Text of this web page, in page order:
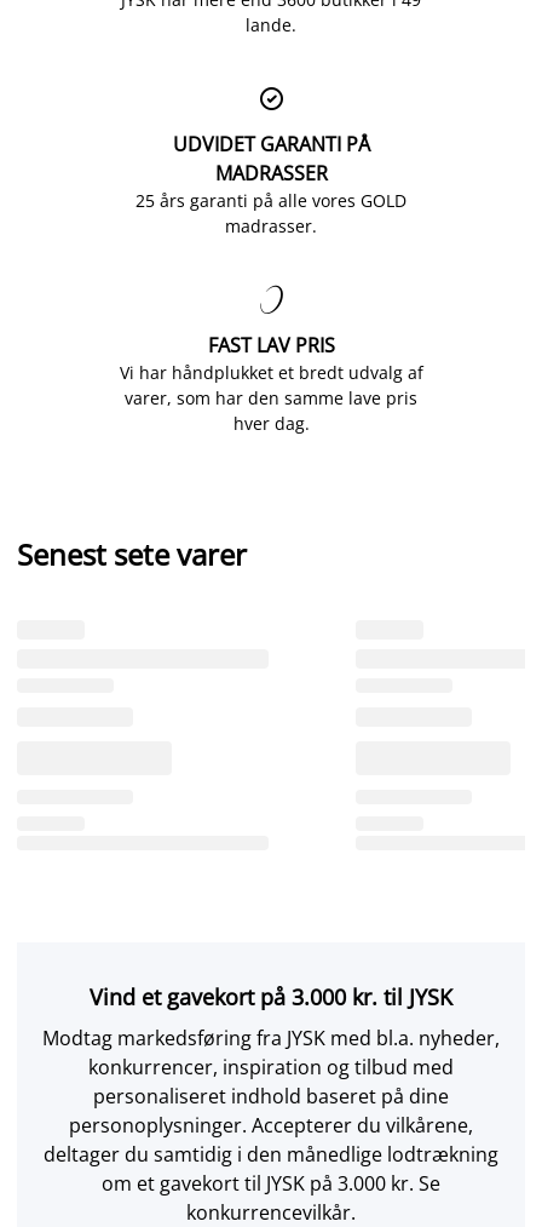
lande.

UDVIDET GARANTI PÅ
MADRASSER
25 års garanti på alle vores GOLD
madrasser.

FAST LAV PRIS
Vi har håndplukket et bredt udvalg af
varer, som har den samme lave pris
hver dag.
Senest sete varer
Vind et gavekort på 3.000 kr. til JYSK
Modtag markedsføring fra JYSK med bl.a. nyheder,
konkurrencer, inspiration og tilbud med
personaliseret indhold baseret på dine
personoplysninger. Accepterer du vilkårene,
deltager du samtidig i den månedlige lodtrækning
om et gavekort til JYSK på 3.000 kr. Se
konkurrencevilkår.